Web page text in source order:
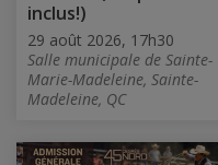
inclus!)
29 août 2026, 17h30
Salle municipale de Sainte-
Marie-Madeleine, Sainte-
Madeleine, QC